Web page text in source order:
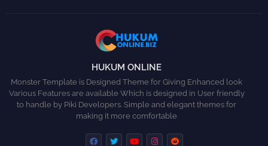
HUKUM ONLINE
Monster Template is Designed Theme for Giving Enhanced look
Various Features are available Which is designed in User friendly
to handle by Piki Developers. Simple and elegant themes for
making it more comfortable